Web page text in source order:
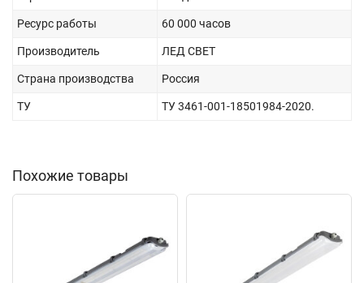
Ресурс работы 60 000 часов
Производитель ЛЕД СВЕТ
Страна производства Россия
ТУ ТУ 3461-001-18501984-2020.
Похожие товары